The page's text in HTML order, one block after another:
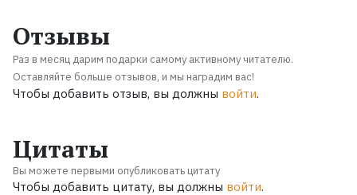
Отзывы
Раз в месяц дарим подарки самому активному читателю.
Оставляйте больше отзывов, и мы наградим вас!
Чтобы добавить отзыв, вы должны войти.
Цитаты
Вы можете первыми опубликовать цитату
Чтобы добавить цитату, вы должны войти.